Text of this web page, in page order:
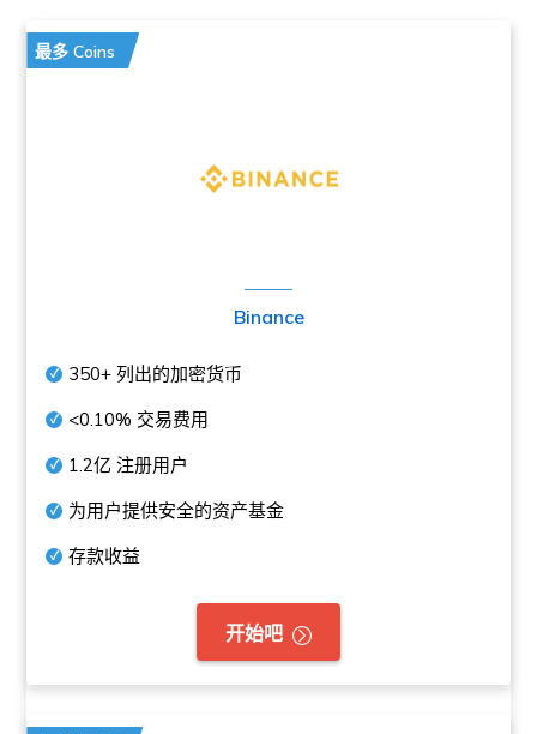
最多 Coins
Binance
350+ 列出的加密货币
<0.10% 交易费用
1.2亿 注册用户
为用户提供安全的资产基金
存款收益
开始吧